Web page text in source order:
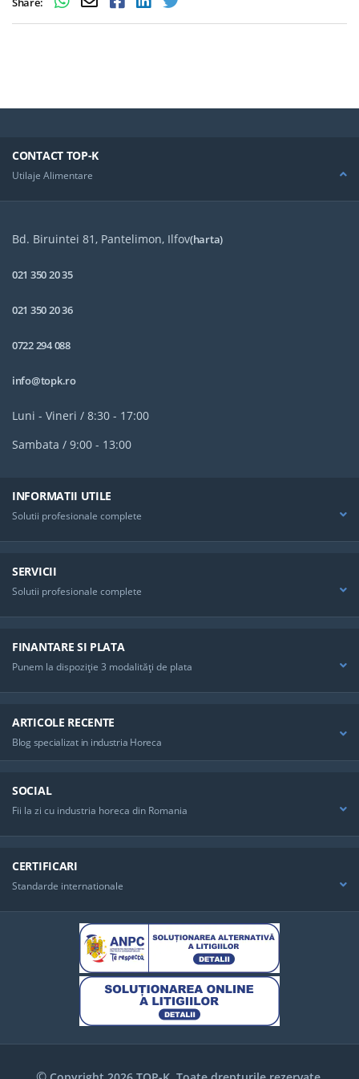
CONTACT TOP-K
Utilaje Alimentare
Bd. Biruintei 81, Pantelimon, Ilfov(harta)
021 350 20 35
021 350 20 36
0722 294 088
info@topk.ro
Luni - Vineri / 8:30 - 17:00
Sambata / 9:00 - 13:00
INFORMATII UTILE
Solutii profesionale complete
SERVICII
Solutii profesionale complete
FINANTARE SI PLATA
Punem la dispoziţie 3 modalităţi de plata
ARTICOLE RECENTE
Blog specializat in industria Horeca
SOCIAL
Fii la zi cu industria horeca din Romania
CERTIFICARI
Standarde internationale